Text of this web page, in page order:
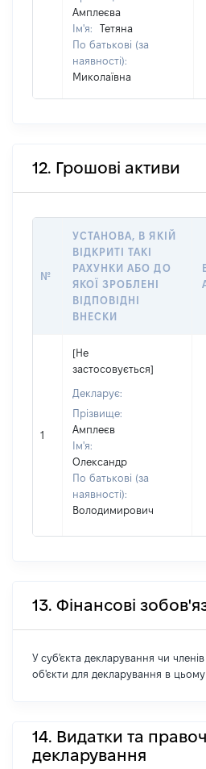
Амплеєва
Ім'я:
Тетяна
По батькові (за
наявності):
Миколаївна
12. Грошові активи
№
УСТАНОВА, В ЯКІЙ
ВІДКРИТІ ТАКІ
РАХУНКИ АБО ДО
ЯКОЇ ЗРОБЛЕНІ
ВІДПОВІДНІ
ВНЕСКИ
1
[Не
застосовується]
Декларує:
Прізвище:
Амплеєв
Ім'я:
Олександр
По батькові (за
наявності):
Володимирович
13. Фінансові
У суб'єкта декларування чи членів
об'єкти для декларування в цьому
14. Видатки та
декларування